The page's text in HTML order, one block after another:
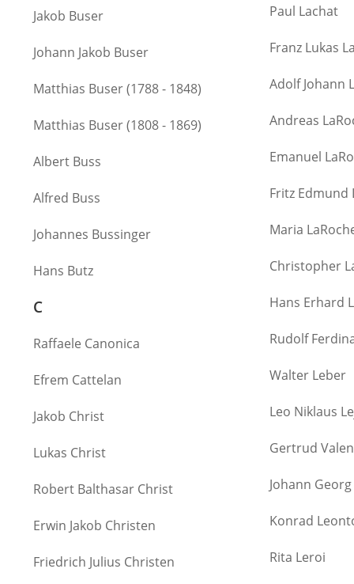
Jakob Buser
Johann Jakob Buser
Matthias Buser (1788 - 1848)
Matthias Buser (1808 - 1869)
Albert Buss
Alfred Buss
Johannes Bussinger
Hans Butz
C
Raffaele Canonica
Efrem Cattelan
Jakob Christ
Lukas Christ
Robert Balthasar Christ
Erwin Jakob Christen
Friedrich Julius Christen
Paul Lachat
Franz Lukas
Adolf Johann
Andreas
Emanuel
Fritz Edmund
Maria
Christopher
Hans Erhard
Rudolf
Walter Leber
Leo Niklaus
Gertrud
Johann
Konrad
Rita Leroi